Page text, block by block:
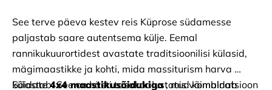
See terve päeva kestev reis Küprose südamesse
paljastab saare autentsema külje. Eemal
rannikukuurortidest avastate traditsioonilisi külasid,
mägimaastikke ja kohti, mida massiturism harva
külastab. See on hästi tasakaalustatud kombinatsioon
Sõidate 4x4 maastikusõidukiga , mis võimaldab